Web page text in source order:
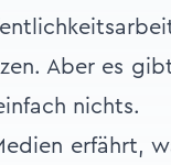
Aber es
nichts.
erfährt,